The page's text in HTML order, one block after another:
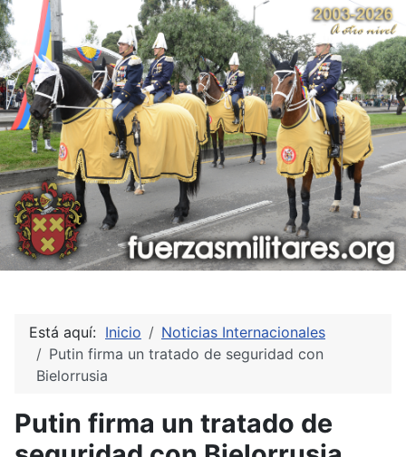
Está aquí: Inicio
Noticias Internacionales
Putin firma un tratado de seguridad con
Bielorrusia
Putin firma un tratado de